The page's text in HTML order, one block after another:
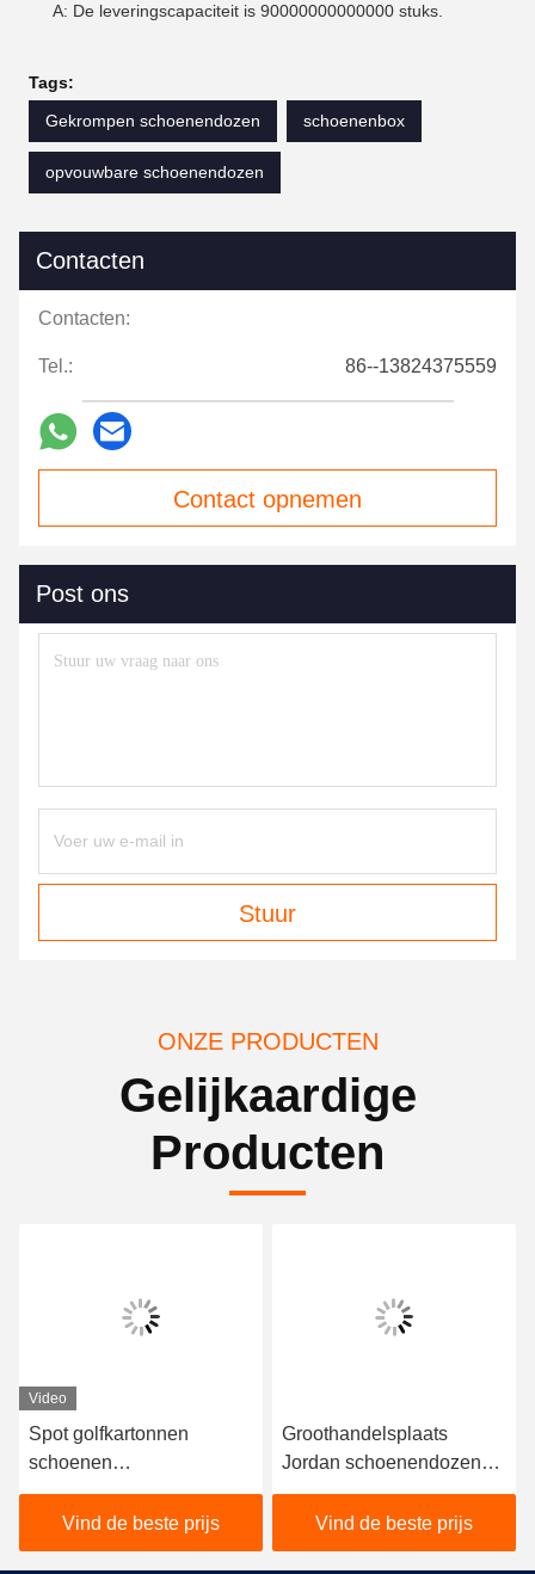
A: De leveringscapaciteit is 90000000000000 stuks.
Tags:
Gekrompen schoenendozen
schoenenbox
opvouwbare schoenendozen
Contacten
Contacten:
Tel.: 86--13824375559
Contact opnemen
Post ons
Stuur
ONZE PRODUCTEN
Gelijkaardige
Producten
Video
Spot golfkartonnen
schoenen
verpakkingsdoos voor
Brooks Blue
Vind de beste prijs
Groothandelsplaats
Jordan schoenendozen
deksel en basisdoos
Vind de beste prijs